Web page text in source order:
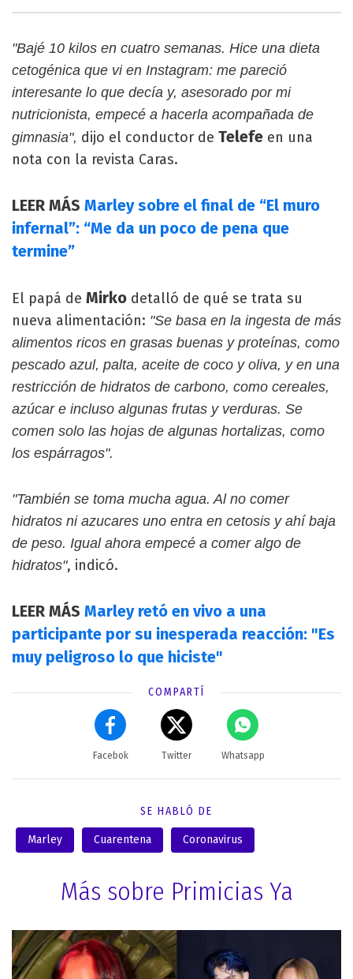
"Bajé 10 kilos en cuatro semanas. Hice una dieta
cetogénica que vi en Instagram: me pareció
interesante lo que decía y, asesorado por mi
nutricionista, empecé a hacerla acompañada de
gimnasia", dijo el conductor de Telefe en una
nota con la revista Caras.
LEER MÁS Marley sobre el final de “El muro
infernal”: “Me da un poco de pena que
termine”
El papá de Mirko detalló de qué se trata su
nueva alimentación: "Se basa en la ingesta de más
alimentos ricos en grasas buenas y proteínas, como
pescado azul, palta, aceite de coco y oliva, y en una
restricción de hidratos de carbono, como cereales,
azúcar e incluso algunas frutas y verduras. Se
comen solo las hojas de algunas hortalizas, como
los espárragos".
"También se toma mucha agua. Al no comer
hidratos ni azucares uno entra en cetosis y ahí baja
de peso. Igual ahora empecé a comer algo de
hidratos", indicó.
LEER MÁS Marley retó en vivo a una
participante por su inesperada reacción: "Es
muy peligroso lo que hiciste"
COMPARTÍ
Facebok Twitter Whatsapp
SE HABLÓ DE
Marley Cuarentena Coronavirus
Más sobre Primicias Ya